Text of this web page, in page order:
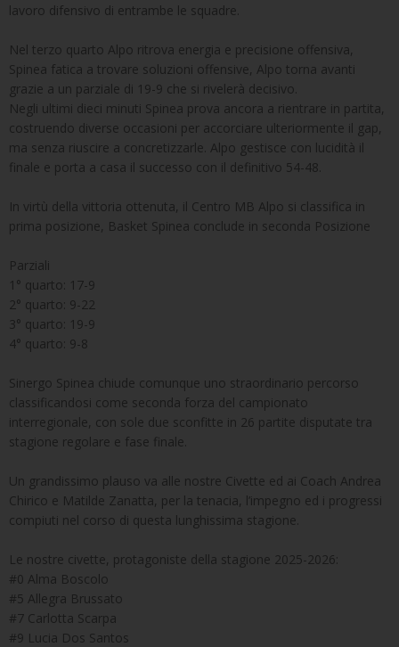
lavoro difensivo di entrambe le squadre.
Nel terzo quarto Alpo ritrova energia e precisione offensiva,
Spinea fatica a trovare soluzioni offensive, Alpo torna avanti
grazie a un parziale di 19-9 che si rivelerà decisivo.
Negli ultimi dieci minuti Spinea prova ancora a rientrare in partita,
costruendo diverse occasioni per accorciare ulteriormente il gap,
ma senza riuscire a concretizzarle. Alpo gestisce con lucidità il
finale e porta a casa il successo con il definitivo 54-48.
In virtù della vittoria ottenuta, il Centro MB Alpo si classifica in
prima posizione, Basket Spinea conclude in seconda Posizione
Parziali
1° quarto: 17-9
2° quarto: 9-22
3° quarto: 19-9
4° quarto: 9-8
Sinergo Spinea chiude comunque uno straordinario percorso
classificandosi come seconda forza del campionato
interregionale, con sole due sconfitte in 26 partite disputate tra
stagione regolare e fase finale.
Un grandissimo plauso va alle nostre Civette ed ai Coach Andrea
Chirico e Matilde Zanatta, per la tenacia, l’impegno ed i progressi
compiuti nel corso di questa lunghissima stagione.
Le nostre civette, protagoniste della stagione 2025-2026:
#0 Alma Boscolo
#5 Allegra Brussato
#7 Carlotta Scarpa
#9 Lucia Dos Santos